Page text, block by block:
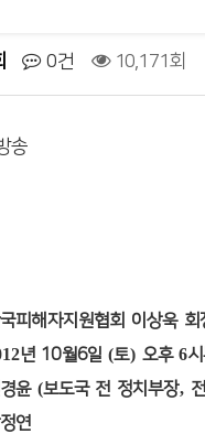
0건 10,171회
송
피해자지원협회 이상욱 회
년 10월6일 (토) 오후6
윤 (보도국 전 정치부장,
연